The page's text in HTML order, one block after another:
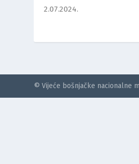
2.07.2024.
© Vijeće bošnjačke nacionalne